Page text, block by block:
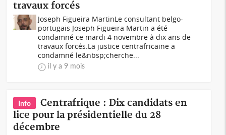
travaux forcés
Joseph Figueira MartinLe consultant belgo-
portugais Joseph Figueira Martin a été
condamné ce mardi 4 novembre à dix ans de
travaux forcés.La justice centrafricaine a
condamné le&nbsp;cherche...
il y a 9 mois
Info
Centrafrique : Dix candidats en
lice pour la présidentielle du 28
décembre